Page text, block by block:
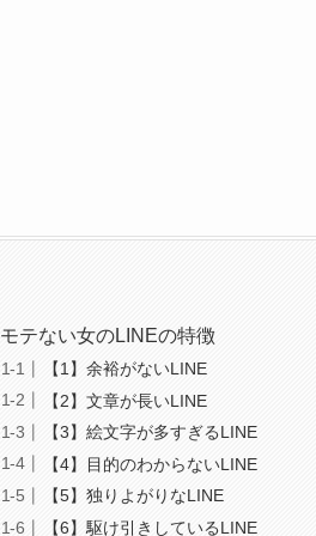
モテない女のLINEの特徴
【1】余裕がないLINE
【2】文章が長いLINE
【3】絵文字が多すぎるLINE
【4】目的のわからないLINE
【5】独りよがりなLINE
【6】駆け引きしているLINE